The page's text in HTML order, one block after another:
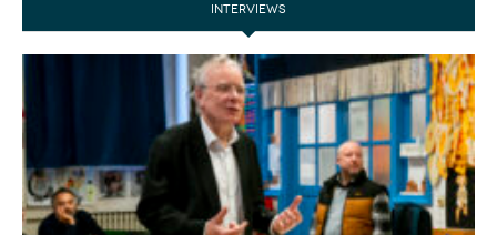
INTERVIEWS